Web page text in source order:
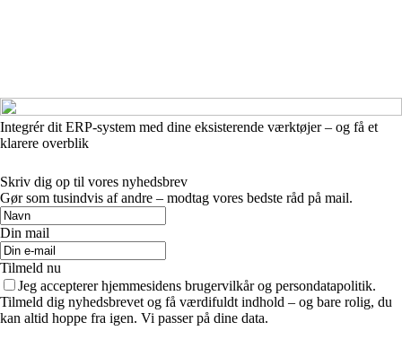
Integrér dit ERP-system med dine eksisterende værktøjer – og få et
klarere overblik
Skriv dig op til vores nyhedsbrev
Gør som tusindvis af andre – modtag vores bedste råd på mail.
Din mail
Tilmeld nu
Jeg accepterer hjemmesidens brugervilkår og persondatapolitik.
Tilmeld dig nyhedsbrevet og få værdifuldt indhold – og bare rolig, du
kan altid hoppe fra igen. Vi passer på dine data.